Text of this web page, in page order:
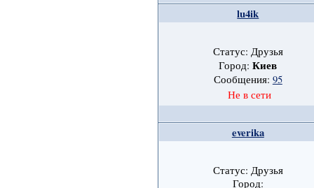
lu4ik
Статус: Друзья
Город:Киев
Сообщения: 95
Не в сети
everika
Статус: Друзья
Город: